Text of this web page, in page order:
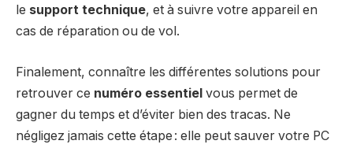
le support technique, et à suivre votre appareil en
cas de réparation ou de vol.
Finalement, connaître les différentes solutions pour
retrouver ce numéro essentiel vous permet de
gagner du temps et d’éviter bien des tracas. Ne
négligez jamais cette étape : elle peut sauver votre PC